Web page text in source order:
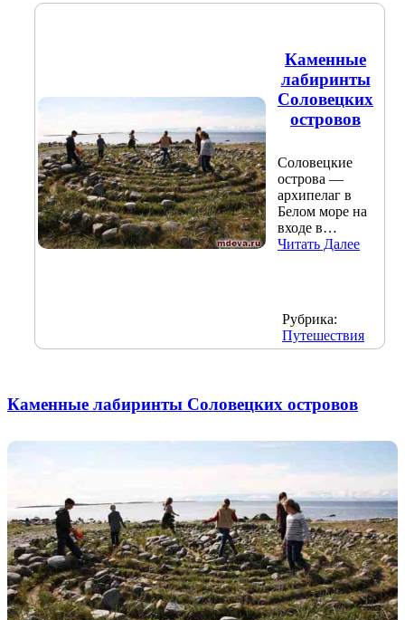
Каменные
лабиринты
Соловецких
островов
Соловецкие
острова —
архипелаг в
Белом море на
входе в…
Читать Далее
Рубрика:
Путешествия
Каменные лабиринты Соловецких островов